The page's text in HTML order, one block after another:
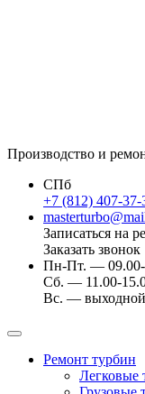
Производство и
СПб
+7 (812) 407-37-
Записаться на
Заказать звонок
Пн-Пт. — 09.00-
Сб. — 11.00-
Вс. — выходной
Ремонт турбин
Легковые